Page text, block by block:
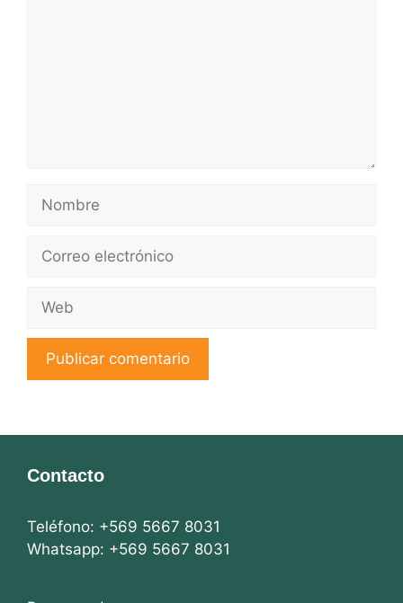
Nombre
Correo
Web
Contacto
Teléfono: +569 5667 8031
Whatsapp: +569 5667 8031